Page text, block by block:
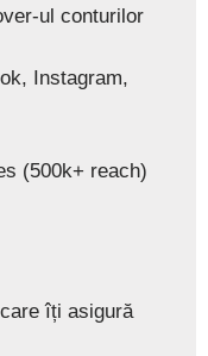
ul conturilor
Instagram,
(500k+ reach)
îți asigură